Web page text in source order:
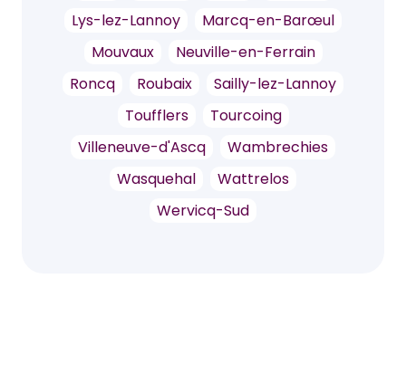
Lys-lez-Lannoy
Marcq-en-Barœul
Mouvaux
Neuville-en-Ferrain
Roncq
Roubaix
Sailly-lez-Lannoy
Toufflers
Tourcoing
Villeneuve-d'Ascq
Wambrechies
Wasquehal
Wattrelos
Wervicq-Sud